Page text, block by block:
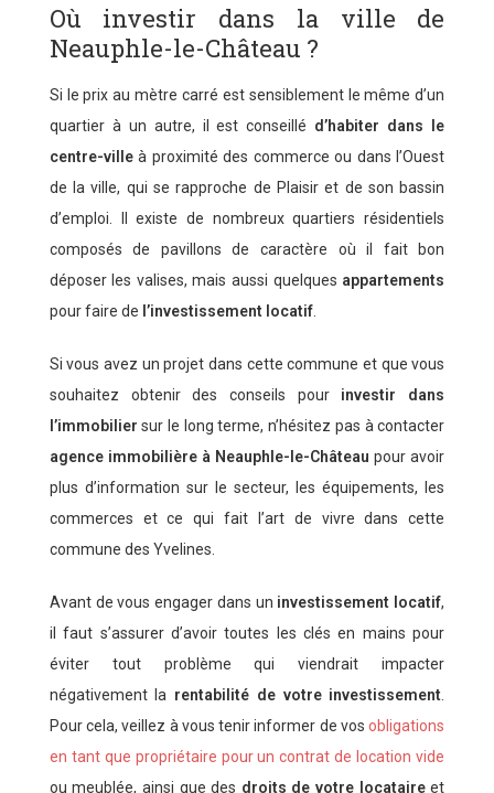
Où investir dans la ville de
Neauphle-le-Château ?
Si le prix au mètre carré est sensiblement le même d’un
quartier à un autre, il est conseillé d’habiter dans le
centre-villeà proximité des commerce ou dans l’Ouest
de la ville, qui se rapproche de Plaisir et de son bassin
d’emploi. Il existe de nombreux quartiers résidentiels
composés de pavillons de caractère où il fait bon
déposer les valises, mais aussi quelques appartements
pour faire de l’investissement locatif.
Si vous avez un projet dans cette commune et que vous
souhaitez obtenir des conseils pour investir dans
l’immobilier sur le long terme, n’hésitez pas à contacter
agence immobilière à Neauphle-le-Château pour avoir
plus d’information sur le secteur, les équipements, les
commerces et ce qui fait l’art de vivre dans cette
commune des Yvelines.
Avant de vous engager dans un investissement locatif,
il faut s’assurer d’avoir toutes les clés en mains pour
éviter tout problème qui viendrait impacter
négativement la rentabilité de votre investissement
Pour cela, veillez à vous tenir informer de vosobligations
en tant que propriétaire pour un contrat de location vide
ou meublée, ainsi que des droits de votre locataireet